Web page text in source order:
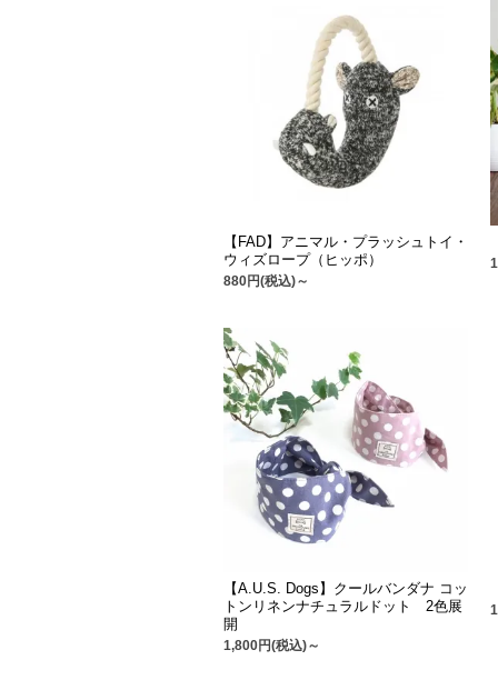
【FAD】アニマル・プラッシュトイ・
ウィズロープ（ヒッポ）
880円(税込)～
【A.U.S. Dogs】クールバンダナ コッ
トンリネンナチュラルドット 2色展
開
1,800円(税込)～